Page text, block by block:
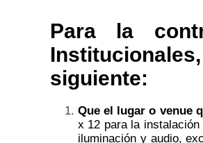
Para la
siguiente:
Que el lugar o venue
x 12 para la
iluminación y audio,